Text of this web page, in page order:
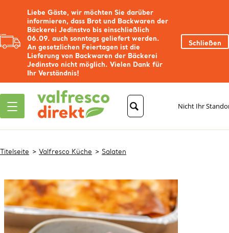
Liebe Gäste, wir möchten Sie darüber
informieren, dass Brot und Backwaren der
Bäckerei Jedinstvo bis einschließlich
06.09. auch sonntags geliefert werden.
An gesetzlichen Feiertagen ist die
Lieferung von Backwaren der Bäckerei
Jedinstvo nicht möglich. Vielen Dank für
Ihr Verständnis!
Schließen
Nicht Ihr
Titelseite Valfresco Küche Salaten